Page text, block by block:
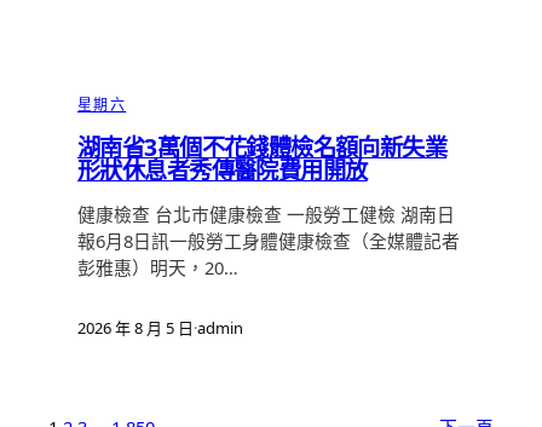
星期六
湖南省3萬個不花錢體檢名額向新失業
形狀休息者秀傳醫院費用開放
健康檢查 台北巿健康檢查 一般勞工健檢 湖南日
報6月8日訊一般勞工身體健康檢查（全媒體記者
彭雅惠）明天，20…
2026 年 8 月 5 日·admin